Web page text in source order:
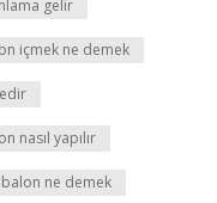
gelir
içmek ne demek
nasıl yapılır
ne demek